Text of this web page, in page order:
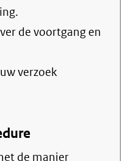
de voortgang en
verzoek
de manier